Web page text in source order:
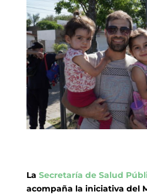
La Secretaría de Salud
acompaña la iniciativa del